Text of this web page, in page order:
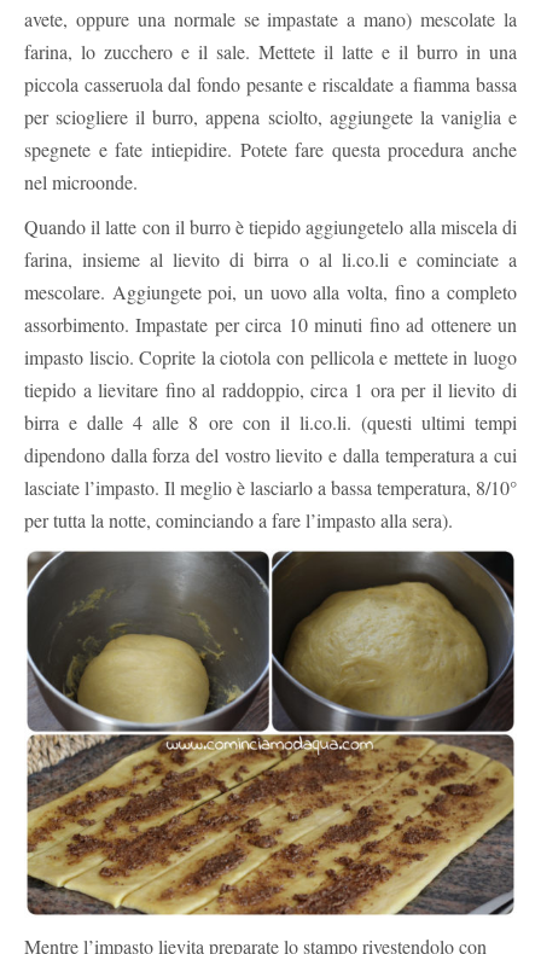
avete, oppure una normale se impastate a mano) mescolate la
farina, lo zucchero e il sale. Mettete il latte e il burro in una
piccola casseruola dal fondo pesante e riscaldate a fiamma bassa
per sciogliere il burro, appena sciolto, aggiungete la vaniglia e
spegnete e fate intiepidire. Potete fare questa procedura anche
nel microonde.
Quando il latte con il burro è tiepido aggiungetelo alla miscela di
farina, insieme al lievito di birra o al li.co.li e cominciate a
mescolare. Aggiungete poi, un uovo alla volta, fino a completo
assorbimento. Impastate per circa 10 minuti fino ad ottenere un
impasto liscio. Coprite la ciotola con pellicola e mettete in luogo
tiepido a lievitare fino al raddoppio, circa 1 ora per il lievito di
birra e dalle 4 alle 8 ore con il li.co.li. (questi ultimi tempi
dipendono dalla forza del vostro lievito e dalla temperatura a cui
lasciate l’impasto. Il meglio è lasciarlo a bassa temperatura, 8/10°
per tutta la notte, cominciando a fare l’impasto alla sera).
Mentre l’impasto lievita preparate lo stampo rivestendolo con